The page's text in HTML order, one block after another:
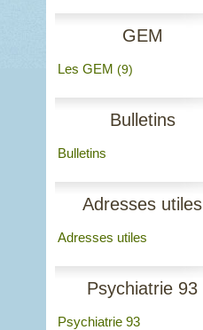
GEM
Les GEM (9)
Bulletins
Bulletins
Adresses utiles
Adresses utiles
Psychiatrie 93
Psychiatrie 93